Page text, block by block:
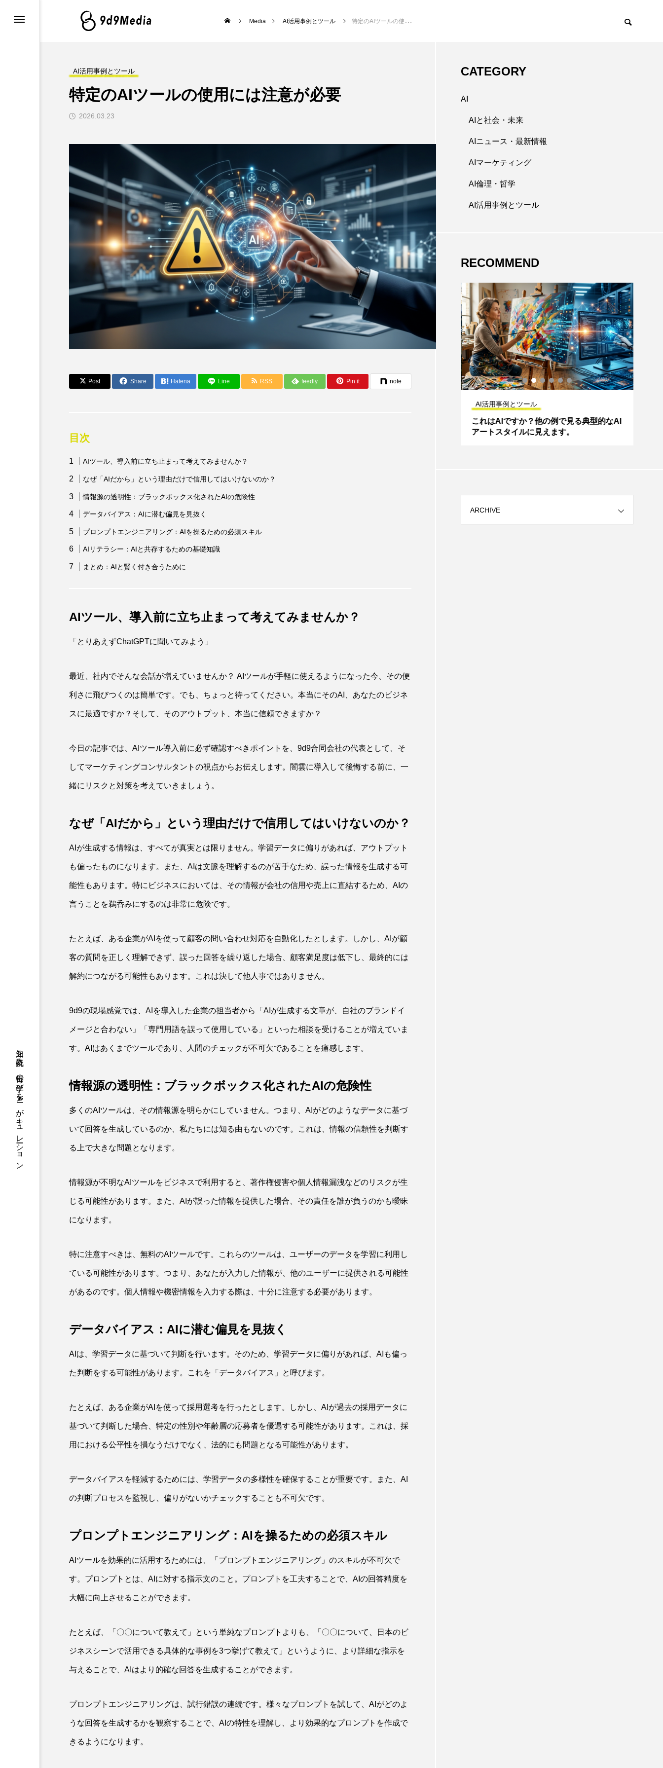
知を一気読み。毎日の学びをAIがキュレーション
Media AI活用事例とツール 特定のAIツールの使用には注意が必要
AI活用事例とツール
特定のAIツールの使用には注意が必要
2026.03.23
Post Share Hatena Line RSS feedly Pin it note
目次
AIツール、導入前に立ち止まって考えてみませんか？
なぜ「AIだから」という理由だけで信用してはいけないのか？
情報源の透明性：ブラックボックス化されたAIの危険性
データバイアス：AIに潜む偏見を見抜く
プロンプトエンジニアリング：AIを操るための必須スキル
AIリテラシー：AIと共存するための基礎知識
まとめ：AIと賢く付き合うために
AIツール、導入前に立ち止まって考えてみませんか？
「とりあえずChatGPTに聞いてみよう」
最近、社内でそんな会話が増えていませんか？ AIツールが手軽に使えるようになった今、その便
利さに飛びつくのは簡単です。でも、ちょっと待ってください。本当にそのAI、あなたのビジネ
スに最適ですか？そして、そのアウトプット、本当に信頼できますか？
今日の記事では、AIツール導入前に必ず確認すべきポイントを、9d9合同会社の代表として、そ
してマーケティングコンサルタントの視点からお伝えします。闇雲に導入して後悔する前に、一
緒にリスクと対策を考えていきましょう。
なぜ「AIだから」という理由だけで信用してはいけないのか？
AIが生成する情報は、すべてが真実とは限りません。学習データに偏りがあれば、アウトプット
も偏ったものになります。また、AIは文脈を理解するのが苦手なため、誤った情報を生成する可
能性もあります。特にビジネスにおいては、その情報が会社の信用や売上に直結するため、AIの
言うことを鵜呑みにするのは非常に危険です。
たとえば、ある企業がAIを使って顧客の問い合わせ対応を自動化したとします。しかし、AIが顧
客の質問を正しく理解できず、誤った回答を繰り返した場合、顧客満足度は低下し、最終的には
解約につながる可能性もあります。これは決して他人事ではありません。
9d9の現場感覚では、AIを導入した企業の担当者から「AIが生成する文章が、自社のブランドイ
メージと合わない」「専門用語を誤って使用している」といった相談を受けることが増えていま
す。AIはあくまでツールであり、人間のチェックが不可欠であることを痛感します。
情報源の透明性：ブラックボックス化されたAIの危険性
多くのAIツールは、その情報源を明らかにしていません。つまり、AIがどのようなデータに基づ
いて回答を生成しているのか、私たちには知る由もないのです。これは、情報の信頼性を判断す
る上で大きな問題となります。
情報源が不明なAIツールをビジネスで利用すると、著作権侵害や個人情報漏洩などのリスクが生
じる可能性があります。また、AIが誤った情報を提供した場合、その責任を誰が負うのかも曖昧
になります。
特に注意すべきは、無料のAIツールです。これらのツールは、ユーザーのデータを学習に利用し
ている可能性があります。つまり、あなたが入力した情報が、他のユーザーに提供される可能性
があるのです。個人情報や機密情報を入力する際は、十分に注意する必要があります。
データバイアス：AIに潜む偏見を見抜く
AIは、学習データに基づいて判断を行います。そのため、学習データに偏りがあれば、AIも偏っ
た判断をする可能性があります。これを「データバイアス」と呼びます。
たとえば、ある企業がAIを使って採用選考を行ったとします。しかし、AIが過去の採用データに
基づいて判断した場合、特定の性別や年齢層の応募者を優遇する可能性があります。これは、採
用における公平性を損なうだけでなく、法的にも問題となる可能性があります。
データバイアスを軽減するためには、学習データの多様性を確保することが重要です。また、AI
の判断プロセスを監視し、偏りがないかチェックすることも不可欠です。
プロンプトエンジニアリング：AIを操るための必須スキル
AIツールを効果的に活用するためには、「プロンプトエンジニアリング」のスキルが不可欠で
す。プロンプトとは、AIに対する指示文のこと。プロンプトを工夫することで、AIの回答精度を
大幅に向上させることができます。
たとえば、「〇〇について教えて」という単純なプロンプトよりも、「〇〇について、日本のビ
ジネスシーンで活用できる具体的な事例を3つ挙げて教えて」というように、より詳細な指示を
与えることで、AIはより的確な回答を生成することができます。
プロンプトエンジニアリングは、試行錯誤の連続です。様々なプロンプトを試して、AIがどのよ
うな回答を生成するかを観察することで、AIの特性を理解し、より効果的なプロンプトを作成で
きるようになります。
CATEGORY
AI
AIと社会・未来
AIニュース・最新情報
AIマーケティング
AI倫理・哲学
AI活用事例とツール
RECOMMEND
AI活用事例とツール
これはAIですか？他の例で見る典型的なAI
アートスタイルに見えます。
ARCHIVE